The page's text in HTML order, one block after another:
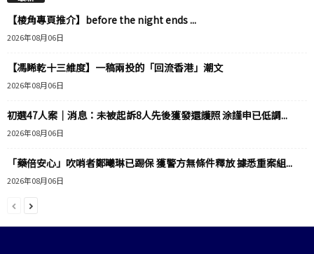
【棱角專頁推介】before the night ends ...
2026年08月06日
【馮睎乾十三維度】一稿兩投的「回流香港」潮文
2026年08月06日
初選47人案｜消息：未被起訴8人先後獲發還護照 涂謹申已低調...
2026年08月06日
「藥倍安心」吹哨者鄭曦琳已踢保 獲警方無條件釋放 據悉重案組...
2026年08月06日